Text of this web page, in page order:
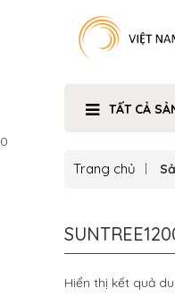
TẤT CẢ
0
Trang chủ
Hiển thị kết quả